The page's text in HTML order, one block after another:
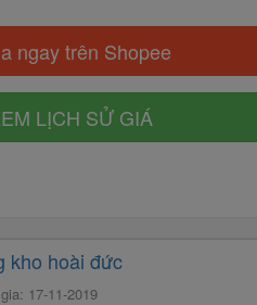
ngay trên Shopee
LỊCH SỬ GIÁ
kho hoài đức
17-11-2019